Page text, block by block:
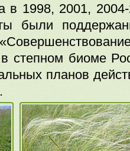
в 1998, 2001,
были
степном биоме
планов